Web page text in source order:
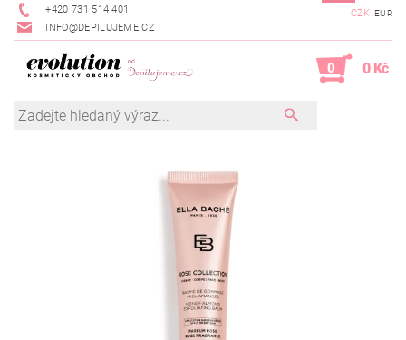
+420 731 514 401
INFO@DEPILUJEME.CZ
CZK EUR
0 0 Kč